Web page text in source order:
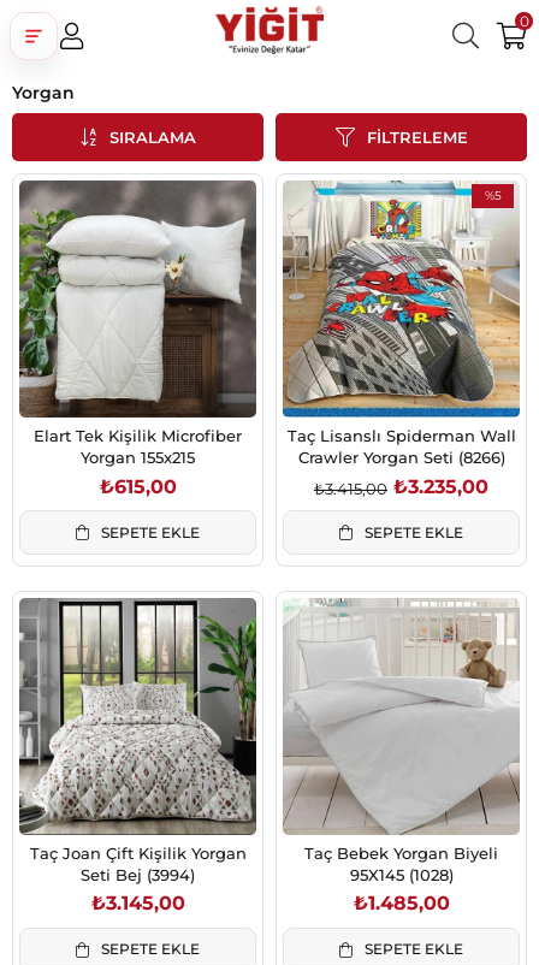
0
Google İle Bağlan
Yorgan
FILTRELEME
SIRALAMA
Elart Tek Kişilik Microfiber
Yorgan 155x215
₺615,00
SEPETE EKLE
%5
İndirim
%5İndirim
Taç Lisanslı Spiderman Wall
Crawler Yorgan Seti (8266)
₺3.235,00
₺3.415,00
SEPETE EKLE
Taç Joan Çift Kişilik Yorgan
Seti Bej (3994)
₺3.145,00
SEPETE EKLE
Taç Bebek Yorgan Biyeli
95X145 (1028)
₺1.485,00
SEPETE EKLE